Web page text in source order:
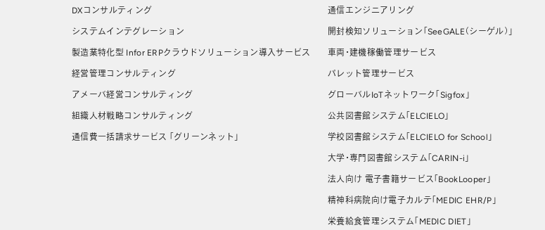
DXコンサルティング
システムインテグレーション
製造業特化型 Infor ERPクラウドソリューション導⼊サービス
経営管理コンサルティング
アメーバ経営コンサルティング
組織人材戦略コンサルティング
通信費一括請求サービス 「グリーンネット」
通信エンジニアリング
開封検知ソリューション「SeeGALE（シーゲル）」
車両・建機稼働管理サービス
パレット管理サービス
グローバルIoTネットワーク「Sigfox」
公共図書館システム「ELCIELO」
学校図書館システム「ELCIELO for School」
大学・専門図書館システム「CARIN-i」
法人向け 電子書籍サービス「BookLooper」
精神科病院向け電子カルテ「MEDIC EHR/P」
栄養給食管理システム「MEDIC DIET」